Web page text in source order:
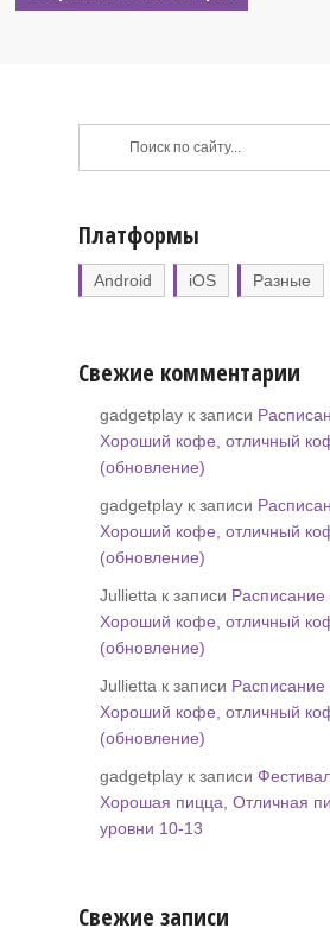
Платформы
Android iOS Разные
Свежие комментарии
gadgetplay к записи
Хороший кофе, отличный
(обновление)
gadgetplay к записи
Хороший кофе, отличный
(обновление)
Jullietta к записи Расписание
Хороший кофе, отличный
(обновление)
Jullietta к записи Расписание
Хороший кофе, отличный
(обновление)
gadgetplay к записи
Хорошая пицца, Отличная
уровни 10-13
Свежие записи